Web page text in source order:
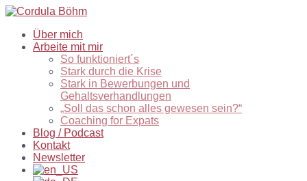
Über mich
Arbeite mit mir
So funktioniert´s
Stark durch die Krise
Stark in Bewerbungen und
Gehaltsverhandlungen
„Soll das schon alles gewesen sein?“
Coaching for Expats
Blog / Podcast
Kontakt
Newsletter